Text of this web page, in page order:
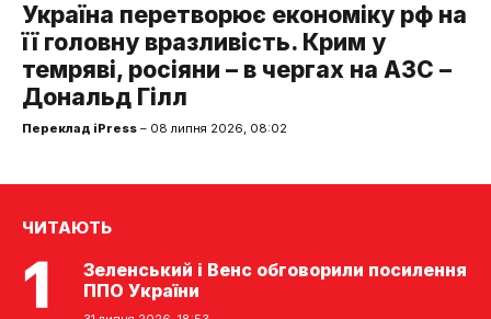
Україна перетворює економіку рф на
її головну вразливість. Крим у
темряві, росіяни – в чергах на АЗС –
Дональд Гілл
Переклад iPress – 08 липня 2026, 08:02
ЧИТАЮТЬ
Зеленський і Венс обговорили посилення
ППО України